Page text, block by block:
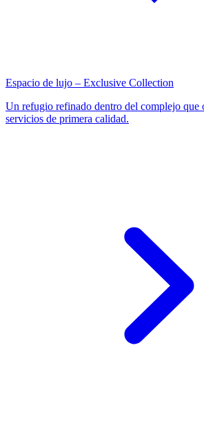
Espacio de lujo – Exclusive Collection
Un refugio refinado dentro del complejo que
servicios de primera calidad.